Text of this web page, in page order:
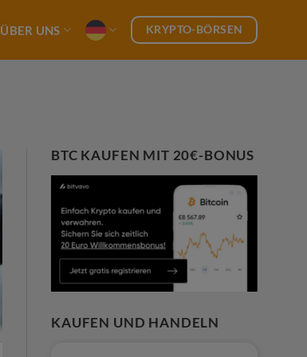
ÜBER UNS KRYPTO-BÖRSEN
BTC KAUFEN MIT 20€-BONUS
KAUFEN UND HANDELN